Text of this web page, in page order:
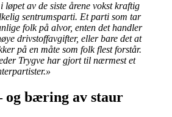
løpet av de siste årene vokst kraftig
sentrumsparti. Et parti som tar
folk på alvor, enten det handler
drivstoffavgifter, eller bare det at
på en måte som folk flest forstår.
Trygve har gjort til nærmest et
og bæring av staur